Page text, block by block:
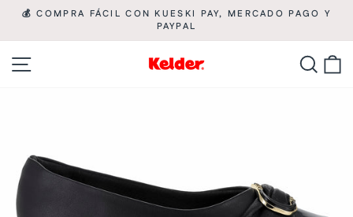
al
contenido
diapositivas
pausa
💰 COMPRA FÁCIL CON KUESKI PAY, MERCADO PAGO Y
PAYPAL